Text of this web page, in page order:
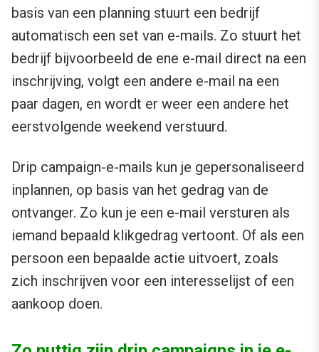
basis van een planning stuurt een bedrijf
automatisch een set van e-mails. Zo stuurt het
bedrijf bijvoorbeeld de ene e-mail direct na een
inschrijving, volgt een andere e-mail na een
paar dagen, en wordt er weer een andere het
eerstvolgende weekend verstuurd.
Drip campaign-e-mails kun je gepersonaliseerd
inplannen, op basis van het gedrag van de
ontvanger. Zo kun je een e-mail versturen als
iemand bepaald klikgedrag vertoont. Of als een
persoon een bepaalde actie uitvoert, zoals
zich inschrijven voor een interesselijst of een
aankoop doen.